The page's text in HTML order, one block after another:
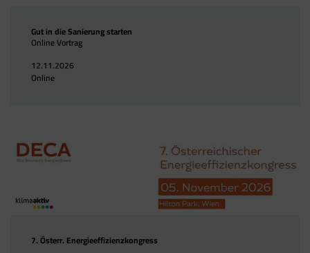
Gut in die Sanierung starten
Online Vortrag
12.11.2026
Online
7. Österr. Energieeffizienzkongress